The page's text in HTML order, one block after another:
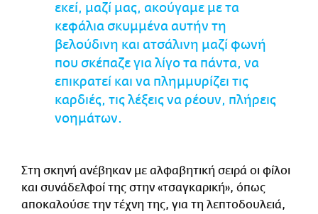
εκεί, μαζί μας, ακούγαμε με τα
κεφάλια σκυμμένα αυτήν τη
βελούδινη και ατσάλινη μαζί φωνή
που σκέπαζε για λίγο τα πάντα, να
επικρατεί και να πλημμυρίζει τις
καρδιές, τις λέξεις να ρέουν, πλήρεις
νοημάτων.
Στη σκηνή ανέβηκαν με αλφαβητική σειρά οι φίλοι
και συνάδελφοί της στην «τσαγκαρική», όπως
αποκαλούσε την τέχνη της, για τη λεπτοδουλειά,